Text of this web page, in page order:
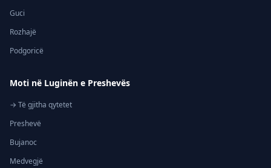
Guci
Rozhajë
Podgoricë
Moti në Luginën e Preshevës
→ Të gjitha qytetet
Preshevë
Bujanoc
Medvegjë